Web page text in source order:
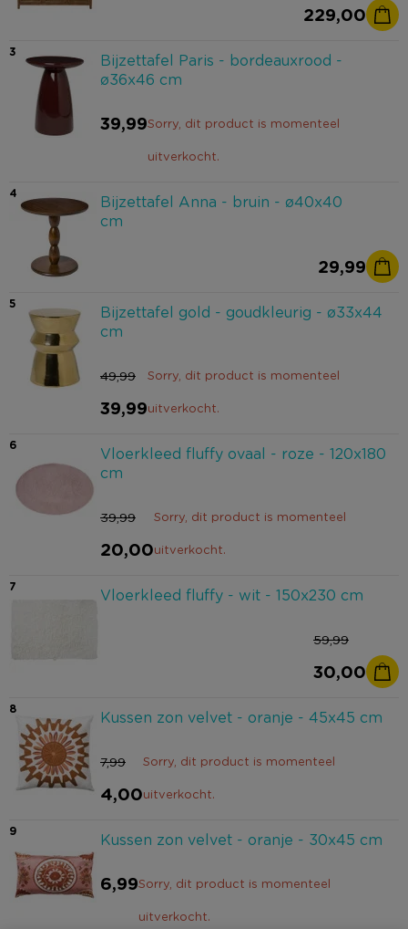
229,00
3
Bijzettafel Paris - bordeauxrood -
ø36x46 cm
39,99Sorry, dit product is momenteel
uitverkocht.
4
Bijzettafel Anna - bruin - ø40x40
cm
29,99
5
Bijzettafel gold - goudkleurig - ø33x44
cm
49,99
39,99
Sorry, dit product is momenteel
uitverkocht.
6
Vloerkleed fluffy ovaal - roze - 120x180
cm
39,99
20,00
Sorry, dit product is momenteel
uitverkocht.
7 Vloerkleed fluffy - wit - 150x230 cm
59,99
30,00
8 Kussen zon velvet - oranje - 45x45 cm
7,99
4,00
Sorry, dit product is momenteel
uitverkocht.
9 Kussen zon velvet - oranje - 30x45 cm
6,99Sorry, dit product is momenteel
uitverkocht.